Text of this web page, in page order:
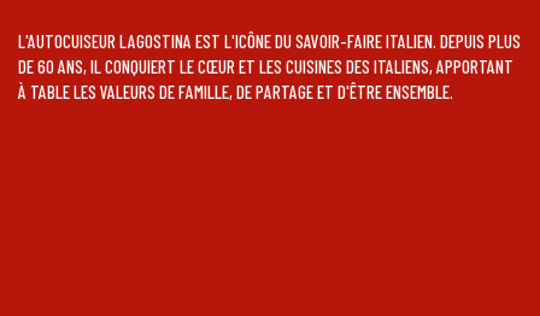
L'AUTOCUISEUR LAGOSTINA EST L'ICÔNE DU SAVOIR-FAIRE ITALIEN. DEPUIS PLUS
DE 60 ANS, IL CONQUIERT LE CŒUR ET LES CUISINES DES ITALIENS, APPORTANT
À TABLE LES VALEURS DE FAMILLE, DE PARTAGE ET D'ÊTRE ENSEMBLE.